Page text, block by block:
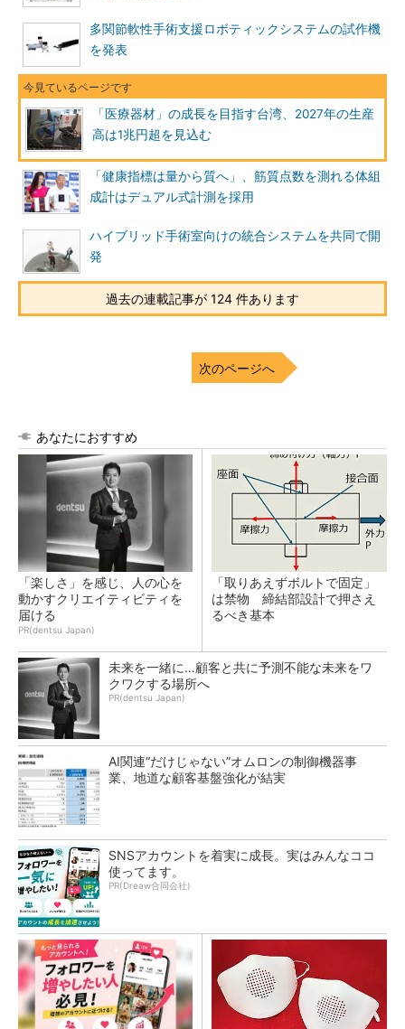
多関節軟性手術支援ロボティックシステムの試作機
を発表
「医療器材」の成長を目指す台湾、2027年の生産
高は1兆円超を見込む
「健康指標は量から質へ」、筋質点数を測れる体組
成計はデュアル式計測を採用
ハイブリッド手術室向けの統合システムを共同で開
発
過去の連載記事が 124 件あります
次のページへ
あなたにおすすめ
「楽しさ」を感じ、人の心を
動かすクリエイティビティを
届ける
PR(dentsu Japan)
「取りあえずボルトで固定」
は禁物 締結部設計で押さえ
るべき基本
未来を一緒に…顧客と共に予測不能な未来をワ
クワクする場所へ
PR(dentsu Japan)
AI関連“だけじゃない”オムロンの制御機器事
業、地道な顧客基盤強化が結実
SNSアカウントを着実に成長。実はみんなココ
使ってます。
PR(Dreaw合同会社)